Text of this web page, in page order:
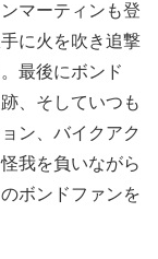
マーティンも登
に火を吹き追撃
最後にボンド
、そしていつも
ン、バイクアク
我を負いながら
ボンドファンを